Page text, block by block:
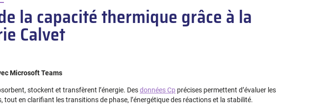
la capacité thermique grâce à la
Calvet
Microsoft Teams
stockent et transfèrent l’énergie. Desdonnées Cp précises permettent d’évaluer les
tout en clarifiant les transitions de phase, l’énergétique des réactions et la stabilité.